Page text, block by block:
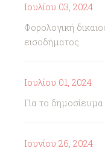
Ιουλίου 03, 2024
Φορολογική
εισοδήματος
Ιουλίου 01, 2024
Για το
Ιουνίου 26, 2024